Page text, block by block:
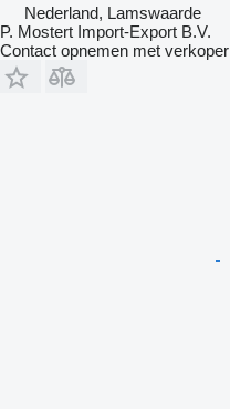
Nederland, Lamswaarde
P. Mostert Import-Export B.V.
Contact opnemen met verkoper